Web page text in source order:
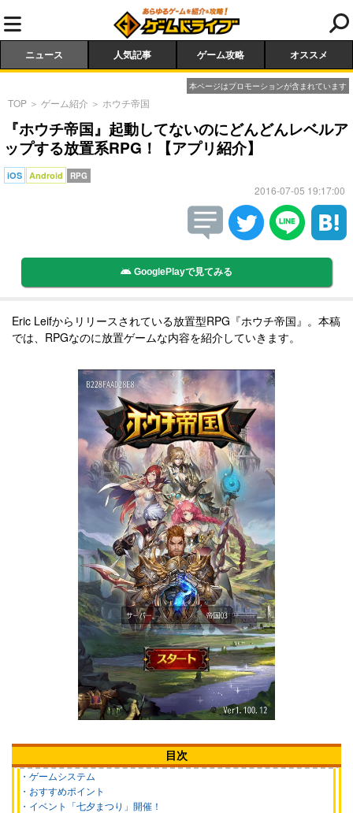
ニュース 人気記事 ゲーム攻略 オススメ
本ページはプロモーションが含まれています
TOP ＞ ゲーム紹介 ＞ ホウチ帝国
『ホウチ帝国』起動してないのにどんどんレベルア
ップする放置系RPG！【アプリ紹介】
iOS Android RPG
2016-07-05 19:17:00
GooglePlayで見てみる
Eric Leifからリリースされている放置型RPG『ホウチ帝国』。本稿
では、RPGなのに放置ゲームな内容を紹介していきます。
目次
・ゲームシステム
・おすすめポイント
・イベント「七夕まつり」開催！